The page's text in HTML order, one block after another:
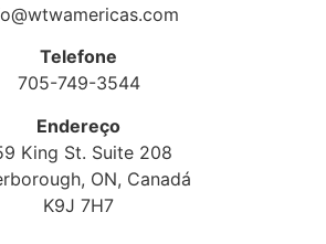
Telefone
705-749-3544
Endereço
King St. Suite 208
ON, Canadá
K9J 7H7